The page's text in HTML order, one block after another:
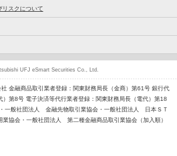
リスクについて
金融商品取引業者登録：関東財務局長（金商）第61号 銀行代
）第8号 電子決済等代行業者登録：関東財務局長（電代）第18
一般社団法人 金融先物取引業協会・一般社団法人 日本ＳＴ
業協会・一般社団法人 第二種金融商品取引業協会（加入順）
UFJ eSmart Securities Co., Ltd.